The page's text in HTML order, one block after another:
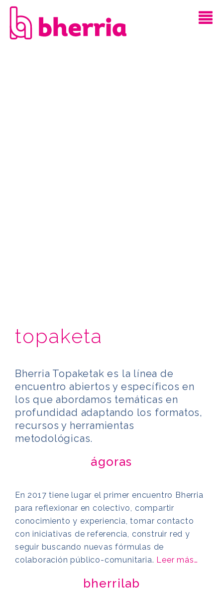
topaketa
Bherria Topaketak es la línea de
encuentro abiertos y específicos en
los que abordamos temáticas en
profundidad adaptando los formatos,
recursos y herramientas
metodológicas.
ágoras
En 2017 tiene lugar el primer encuentro Bherria
para reflexionar en colectivo, compartir
conocimiento y experiencia, tomar contacto
con iniciativas de referencia, construir red y
seguir buscando nuevas fórmulas de
colaboración público-comunitaria. Leer más…
bherrilab